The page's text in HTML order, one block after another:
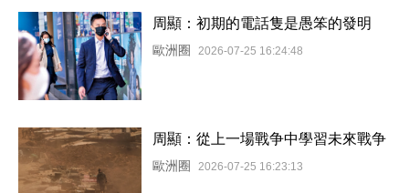
周顯：初期的電話隻是愚笨的發明
歐洲圈 2026-07-25 16:24:48
周顯：從上一場戰争中學習未來戰争
歐洲圈 2026-07-25 16:23:13